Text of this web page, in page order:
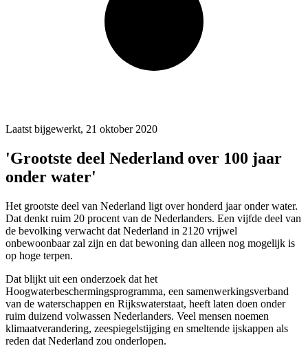
Laatst bijgewerkt, 21 oktober 2020
'Grootste deel Nederland over 100 jaar
onder water'
Het grootste deel van Nederland ligt over honderd jaar onder water.
Dat denkt ruim 20 procent van de Nederlanders. Een vijfde deel van
de bevolking verwacht dat Nederland in 2120 vrijwel
onbewoonbaar zal zijn en dat bewoning dan alleen nog mogelijk is
op hoge terpen.
Dat blijkt uit een onderzoek dat het
Hoogwaterbeschermingsprogramma, een samenwerkingsverband
van de waterschappen en Rijkswaterstaat, heeft laten doen onder
ruim duizend volwassen Nederlanders. Veel mensen noemen
klimaatverandering, zeespiegelstijging en smeltende ijskappen als
reden dat Nederland zou onderlopen.